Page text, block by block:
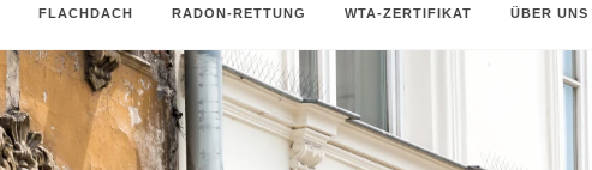
FLACHDACH RADON-RETTUNG WTA-ZERTIFIKAT ÜBER UNS